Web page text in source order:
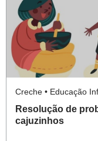
Creche • Educação
Resolução de
cajuzinhos